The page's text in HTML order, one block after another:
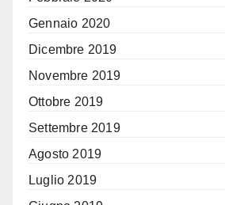
Gennaio 2020
Dicembre 2019
Novembre 2019
Ottobre 2019
Settembre 2019
Agosto 2019
Luglio 2019